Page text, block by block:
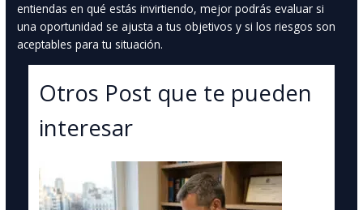
entiendas en qué estás invirtiendo, mejor podrás evaluar si
una oportunidad se ajusta a tus objetivos y si los riesgos son
aceptables para tu situación.
Otros Post que te pueden
interesar